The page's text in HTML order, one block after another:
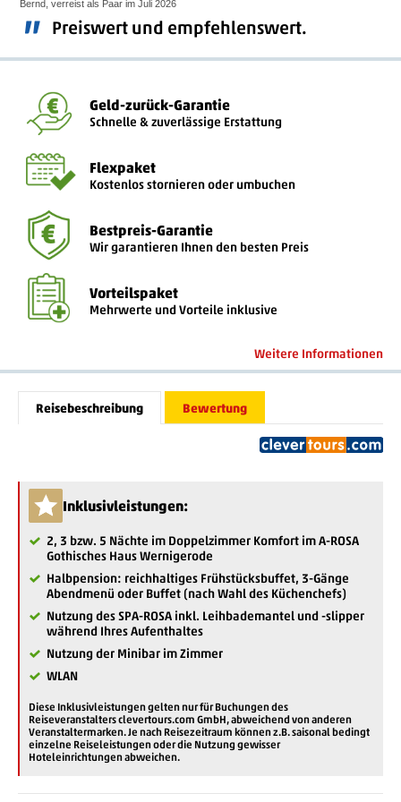
Bernd, verreist als Paar im Juli 2026
” Preiswert und empfehlenswert.
Geld-zurück-Garantie
Schnelle & zuverlässige Erstattung
Flexpaket
Kostenlos stornieren oder umbuchen
Bestpreis-Garantie
Wir garantieren Ihnen den besten Preis
Vorteilspaket
Mehrwerte und Vorteile inklusive
Weitere Informationen
Reisebeschreibung Bewertung
Inklusivleistungen:
2, 3 bzw. 5 Nächte im Doppelzimmer Komfort im A-ROSA
Gothisches Haus Wernigerode
Halbpension: reichhaltiges Frühstücksbuffet, 3-Gänge
Abendmenü oder Buffet (nach Wahl des Küchenchefs)
Nutzung des SPA-ROSA inkl. Leihbademantel und -slipper
während Ihres Aufenthaltes
Nutzung der Minibar im Zimmer
WLAN
Diese Inklusivleistungen gelten nur für Buchungen des
Reiseveranstalters clevertours.com GmbH, abweichend von anderen
Veranstaltermarken. Je nach Reisezeitraum können z.B. saisonal bedingt
einzelne Reiseleistungen oder die Nutzung gewisser
Hoteleinrichtungen abweichen.